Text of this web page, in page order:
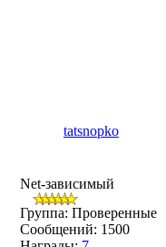
tatsnopko
Net-зависимый
Группа: Проверенные
Сообщений: 1500